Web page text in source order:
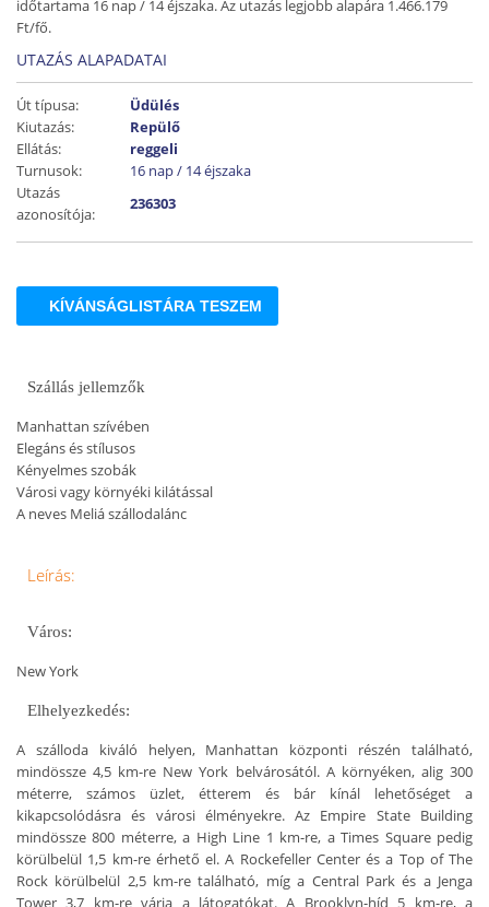
időtartama 16 nap / 14 éjszaka. Az utazás legjobb alapára 1.466.179
Ft/fő.
UTAZÁS ALAPADATAI
Út típusa:
Üdülés
Kiutazás:
Repülő
Ellátás:
reggeli
Turnusok:
16 nap / 14 éjszaka
Utazás
azonosítója:
236303
KÍVÁNSÁGLISTÁRA TESZEM
Szállás jellemzők
Manhattan szívében
Elegáns és stílusos
Kényelmes szobák
Városi vagy környéki kilátással
A neves Meliá szállodalánc
Leírás:
Város:
New York
Elhelyezkedés:
A szálloda kiváló helyen, Manhattan központi részén található,
mindössze 4,5 km-re New York belvárosától. A környéken, alig 300
méterre, számos üzlet, étterem és bár kínál lehetőséget a
kikapcsolódásra és városi élményekre. Az Empire State Building
mindössze 800 méterre, a High Line 1 km-re, a Times Square pedig
körülbelül 1,5 km-re érhető el. A Rockefeller Center és a Top of The
Rock körülbelül 2,5 km-re található, míg a Central Park és a Jenga
Tower 3,7 km-re várja a látogatókat. A Brooklyn-híd 5 km-re, a